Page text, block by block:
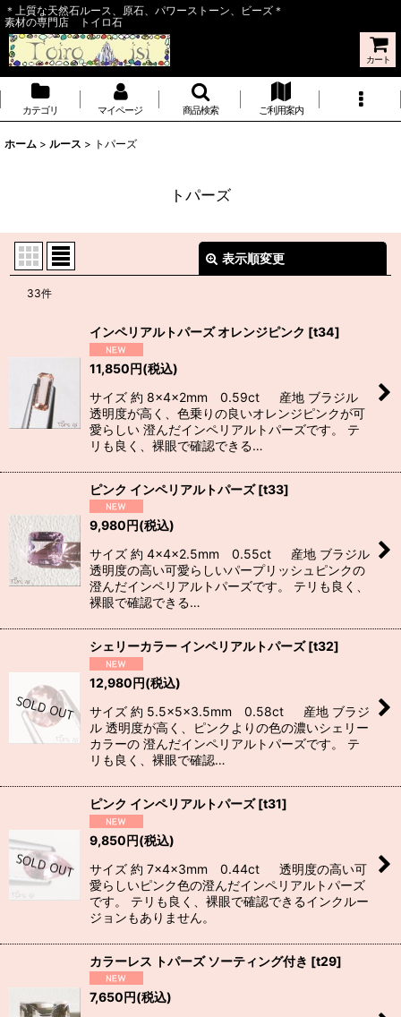
＊上質な天然石ルース、原石、パワーストーン、ビーズ＊
素材の専門店 トイロ石
カート
カテゴリ マイページ 商品検索 ご利用案内
ホーム > ルース > トパーズ
トパーズ
表示順変更
絞り込む
33件
インペリアルトパーズ オレンジピンク [t34]
11,850円(税込)
サイズ 約 8×4×2mm 0.59ct 産地 ブラジル
透明度が高く、色乗りの良いオレンジピンクが可
愛らしい 澄んだインペリアルトパーズです。 テ
リも良く、裸眼で確認できる…
ピンク インペリアルトパーズ[t33]
9,980円(税込)
サイズ 約 4×4×2.5mm 0.55ct 産地 ブラジル
透明度の高い可愛らしいパープリッシュピンクの
澄んだインペリアルトパーズです。 テリも良く、
裸眼で確認できる…
シェリーカラー インペリアルトパーズ[t32]
12,980円(税込)
サイズ 約 5.5×5×3.5mm 0.58ct 産地 ブラジ
ル 透明度が高く、ピンクよりの色の濃いシェリー
カラーの 澄んだインペリアルトパーズです。 テ
リも良く、裸眼で確認…
ピンク インペリアルトパーズ[t31]
9,850円(税込)
サイズ 約 7×4×3mm 0.44ct 透明度の高い可
愛らしいピンク色の澄んだインペリアルトパーズ
です。 テリも良く、裸眼で確認できるインクルー
ジョンもありません。
カラーレス トパーズ ソーティング付き [t29]
7,650円(税込)